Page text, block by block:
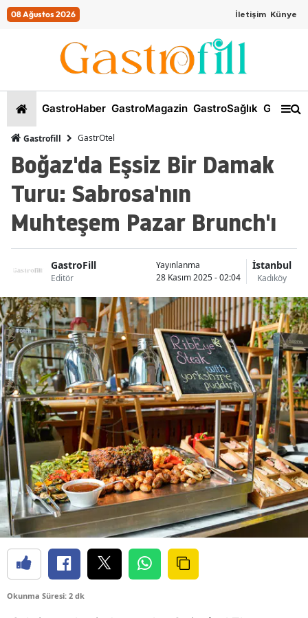
08 Ağustos 2026 İletişim Künye
GastroHaber GastroMagazin GastroSağlık
Gastrofill GastrOtel
Boğaz'da Eşsiz Bir Damak
Turu: Sabrosa'nın
Muhteşem Pazar Brunch'ı
GastroFill
Editör
Yayınlanma
28 Kasım 2025 - 02:04
İstanbul
Kadıköy
Okunma Süresi: 2 dk